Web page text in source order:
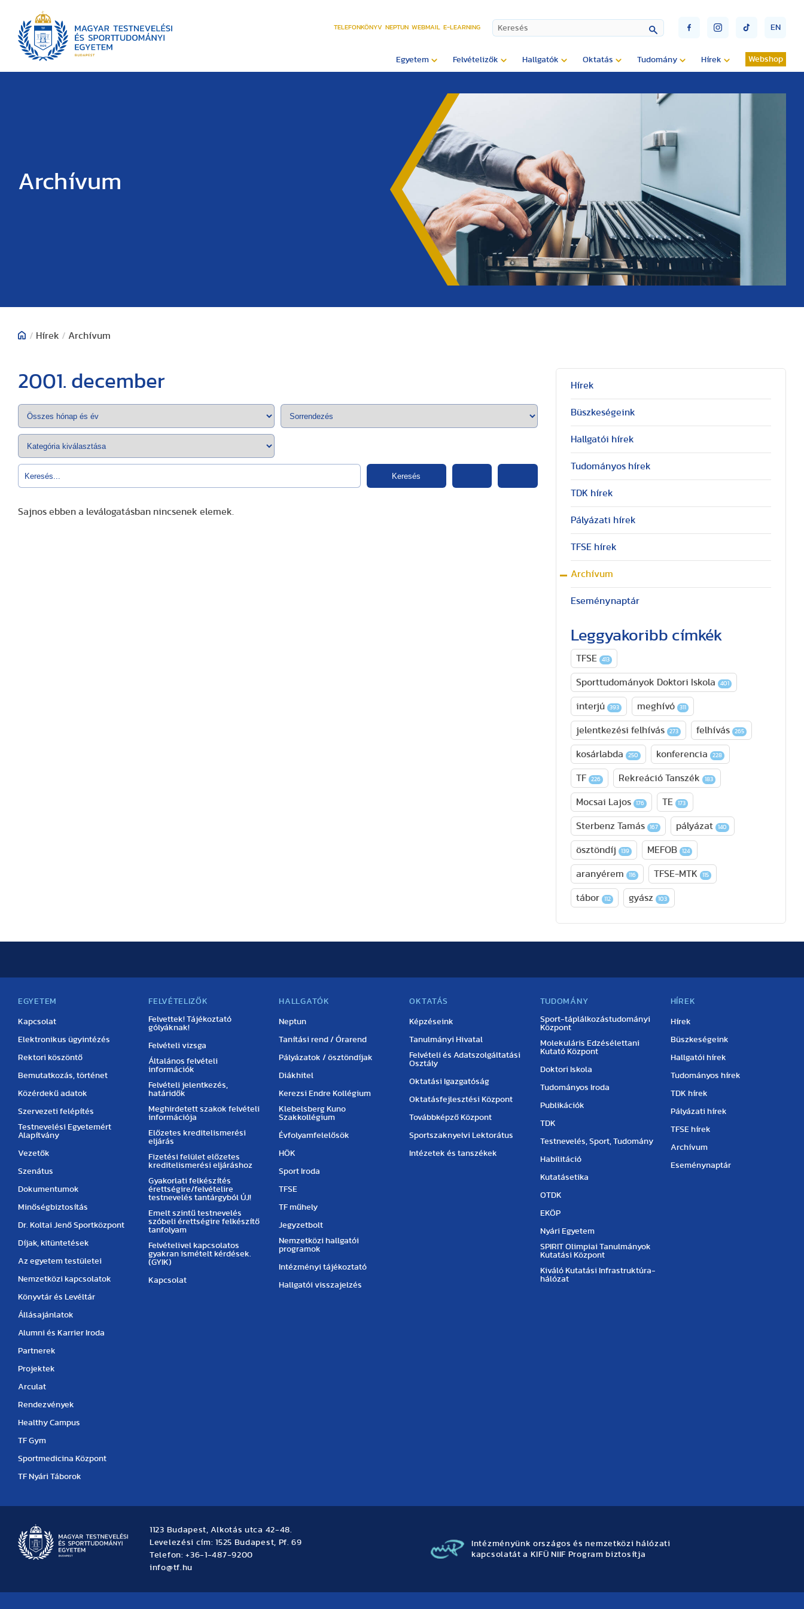
TELEFONKÖNYV NEPTUN WEBMAIL E-LEARNING EN
Egyetem Felvételizők Hallgatók Oktatás Tudomány Hírek Webshop
Archívum
/ Hírek / Archívum
2001. december
Keresés
Sajnos ebben a leválogatásban nincsenek elemek.
Hírek
Büszkeségeink
Hallgatói hírek
Tudományos hírek
TDK hírek
Pályázati hírek
TFSE hírek
Archívum
Eseménynaptár
Leggyakoribb címkék
TFSE 413
Sporttudományok Doktori Iskola 401
interjú 393 meghívó 311
jelentkezési felhívás 273 felhívás 265
kosárlabda 250 konferencia 228
TF 226 Rekreáció Tanszék 183
Mocsai Lajos 176 TE 173
Sterbenz Tamás 167 pályázat 140
ösztöndíj 139 MEFOB 124
aranyérem 116 TFSE-MTK 115
tábor 112 gyász 103
EGYETEM
Kapcsolat
Elektronikus ügyintézés
Rektori köszöntő
Bemutatkozás, történet
Közérdekű adatok
Szervezeti felépítés
Testnevelési Egyetemért
Alapítvány
Vezetők
Szenátus
Dokumentumok
Minőségbiztosítás
Dr. Koltai Jenő Sportközpont
Díjak, kitüntetések
Az egyetem testületei
Nemzetközi kapcsolatok
Könyvtár és Levéltár
Állásajánlatok
Alumni és Karrier Iroda
Partnerek
Projektek
Arculat
Rendezvények
Healthy Campus
TF Gym
Sportmedicina Központ
TF Nyári Táborok
FELVÉTELIZŐK
Felvettek! Tájékoztató
gólyáknak!
Felvételi vizsga
Általános felvételi
információk
Felvételi jelentkezés,
határidők
Meghirdetett szakok felvételi
információja
Előzetes kreditelismerési
eljárás
Fizetési felület előzetes
kreditelismerési eljáráshoz
Gyakorlati felkészítés
érettségire/felvételire
testnevelés tantárgyból ÚJ!
Emelt szintű testnevelés
szóbeli érettségire felkészítő
tanfolyam
Felvételivel kapcsolatos
gyakran ismételt kérdések.
(GYIK)
Kapcsolat
HALLGATÓK
Neptun
Tanítási rend / Órarend
Pályázatok / ösztöndíjak
Diákhitel
Kerezsi Endre Kollégium
Klebelsberg Kuno
Szakkollégium
Évfolyamfelelősök
HÖK
Sport Iroda
TFSE
TF műhely
Jegyzetbolt
Nemzetközi hallgatói
programok
Intézményi tájékoztató
Hallgatói visszajelzés
OKTATÁS
Képzéseink
Tanulmányi Hivatal
Felvételi és Adatszolgáltatási
Osztály
Oktatási Igazgatóság
Oktatásfejlesztési Központ
Továbbképző Központ
Sportszaknyelvi Lektorátus
Intézetek és tanszékek
TUDOMÁNY
Sport-táplálkozástudományi
Központ
Molekuláris Edzésélettani
Kutató Központ
Doktori Iskola
Tudományos Iroda
Publikációk
TDK
Testnevelés, Sport, Tudomány
Habilitáció
Kutatásetika
OTDK
EKÖP
Nyári Egyetem
SPIRIT Olimpiai Tanulmányok
Kutatási Központ
Kiváló Kutatási Infrastruktúra-
hálózat
HÍREK
Hírek
Büszkeségeink
Hallgatói hírek
Tudományos hírek
TDK hírek
Pályázati hírek
TFSE hírek
Archívum
Eseménynaptár
1123 Budapest, Alkotás utca 42-48.
Levelezési cím: 1525 Budapest, Pf. 69
Telefon: +36-1-487-9200
info@tf.hu
Intézményünk országos és nemzetközi hálózati
kapcsolatát a KIFÜ NIIF Program biztosítja